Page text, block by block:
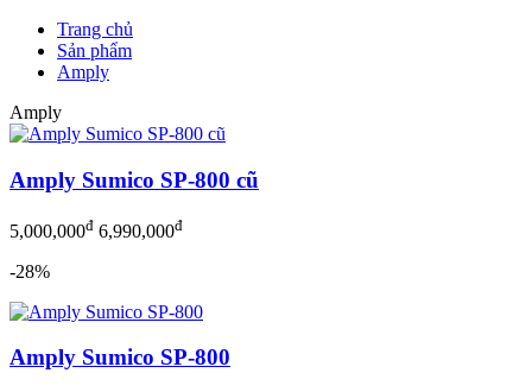
Trang chủ
Sản phẩm
Amply
Amply
Amply Sumico SP-800 cũ
5,000,000đ 6,990,000đ
-28%
Amply Sumico SP-800